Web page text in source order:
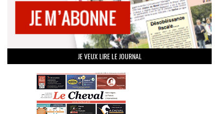
JE VEUX LIRE LE JOURNAL